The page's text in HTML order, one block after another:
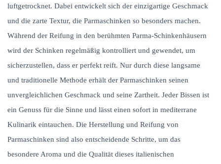
luftgetrocknet. Dabei entwickelt sich der einzigartige Geschmack
und die zarte Textur, die Parmaschinken so besonders machen.
Während der Reifung in den berühmten Parma-Schinkenhäusern
wird der Schinken regelmäßig kontrolliert und gewendet, um
sicherzustellen, dass er perfekt reift. Nur durch diese langsame
und traditionelle Methode erhält der Parmaschinken seinen
unvergleichlichen Geschmack und seine Zartheit. Jeder Bissen ist
ein Genuss für die Sinne und lässt einen sofort in mediterrane
Kulinarik eintauchen. Die Herstellung und Reifung von
Parmaschinken sind also entscheidende Schritte, um das
besondere Aroma und die Qualität dieses italienischen